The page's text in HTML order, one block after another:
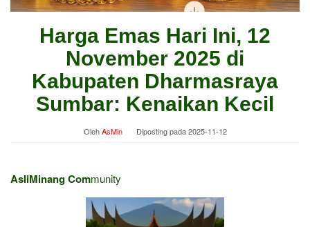
Harga Emas Hari Ini, 12
November 2025 di
Kabupaten Dharmasraya
Sumbar: Kenaikan Kecil
OlehAsMin Diposting pada2025-11-12
AsliMinang Community